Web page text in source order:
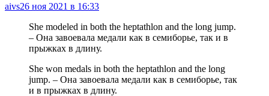
aivs26 ноя 2021 в 16:33
She modeled in both the heptathlon and the long jump.
– Она завоевала медали как в семиборье, так и в
прыжках в длину.
She won medals in both the heptathlon and the long
jump. – Она завоевала медали как в семиборье, так
и в прыжках в длину.